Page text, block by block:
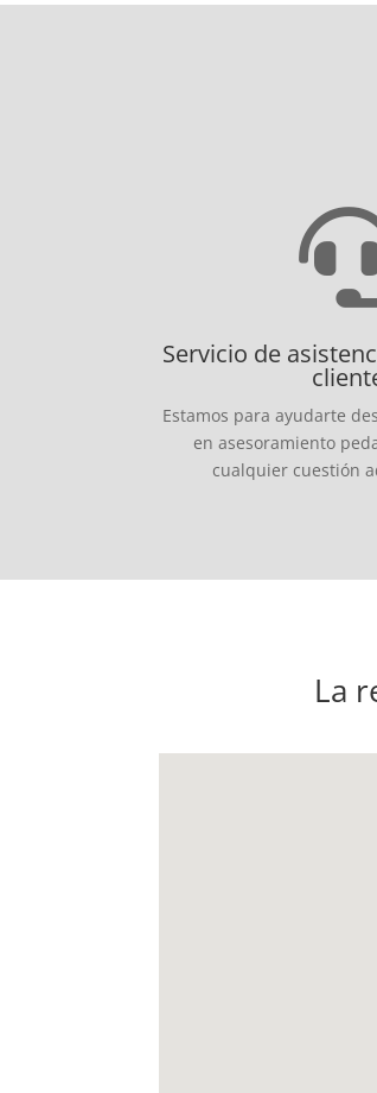
Servicio de
Estamos para ayudarte
en asesoramiento
cualquier cuestión
La